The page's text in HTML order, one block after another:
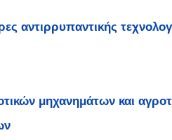
αντιρρυπαντικής
μηχανημάτων και